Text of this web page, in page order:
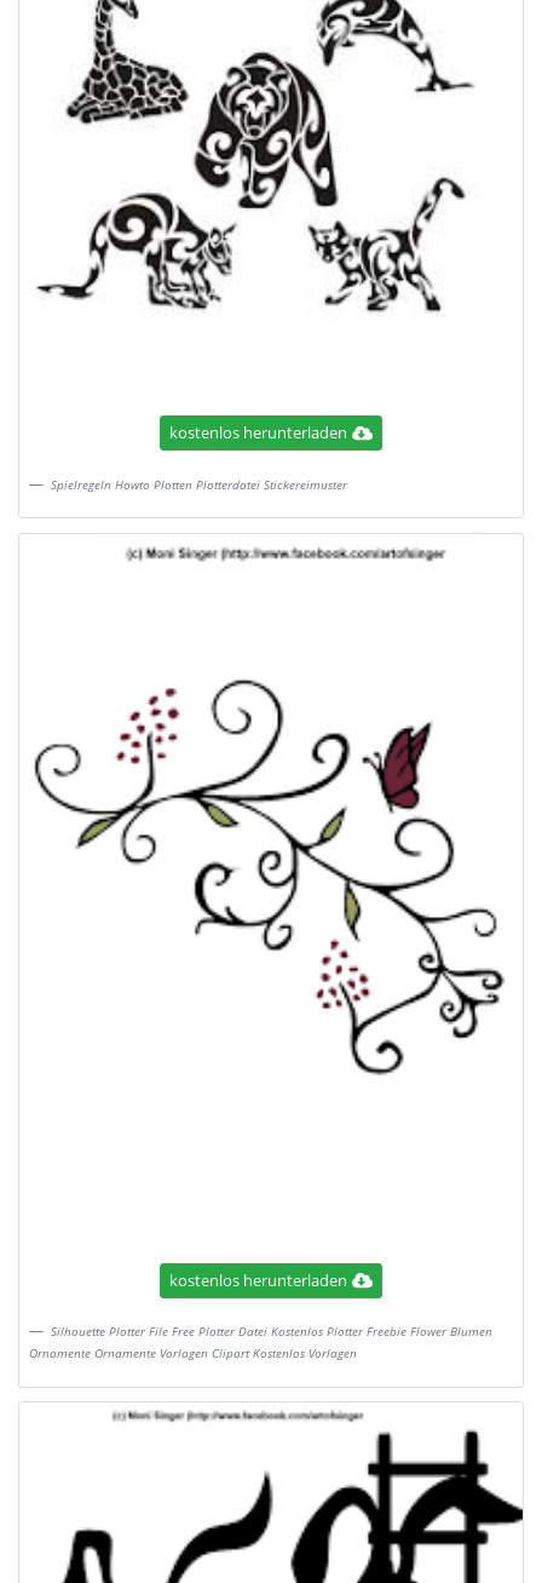
kostenlos herunterladen
Spielregeln Howto Plotten Plotterdatei Stickereimuster
kostenlos herunterladen
Silhouette Plotter File Free Plotter Datei Kostenlos Plotter Freebie Flower Blumen
Ornamente Ornamente Vorlagen Clipart Kostenlos Vorlagen